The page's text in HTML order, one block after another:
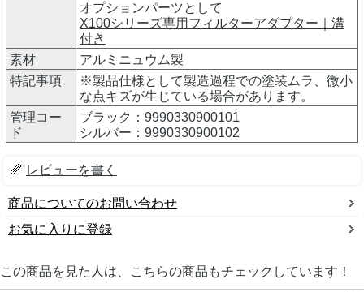
オプションパーツとして
X100シリーズ専用フィルターアダプター｜溝
付き
素材
アルミニュウム製
特記事項
※製品仕様として製造過程での塗装ムラ、微小
な点キズが生じている場合があります。
管理コー
ド
ブラック：9990330900101
シルバー：9990330900102
レビューを書く
商品についてのお問い合わせ
お気に入りに登録
この商品を見た人は、こちらの商品もチェックしています！